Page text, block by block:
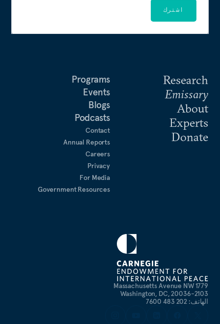
1779 Massachusetts Avenue NW
Washington, DC, 20036-2103
الهاتف: 202 483 7600
Research
Emissary
About
Experts
Donate
Programs
Events
Blogs
Podcasts
Contact
Annual Reports
Careers
Privacy
For Media
Government Resources
اشترك